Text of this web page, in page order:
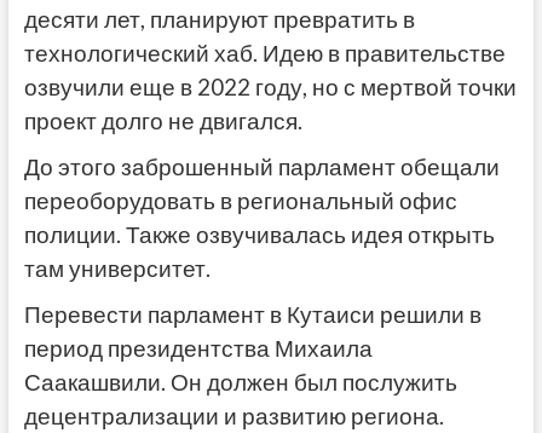
десяти лет, планируют превратить в
технологический хаб. Идею в правительстве
озвучили еще в 2022 году, но с мертвой точки
проект долго не двигался.
До этого заброшенный парламент обещали
переоборудовать в региональный офис
полиции. Также озвучивалась идея открыть
там университет.
Перевести парламент в Кутаиси решили в
период президентства Михаила
Саакашвили. Он должен был послужить
децентрализации и развитию региона.